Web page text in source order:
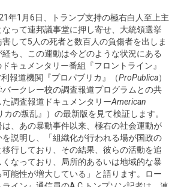
年1月6日、トランプ支持の極右白人至上主
って連邦議事堂に押し寄せ、大統領選挙
して5人の死者と数百人の負傷者を出しま
ち、この運動は今どのような状況にある
キュメンタリー番組『フロントライン』
報道機関『プロパブリカ』（ProPublica）
ークレー校の調査報道プログラムとの共
調査報道ドキュメンタリーAmerican
カの叛乱』）の最新版を見て検証します。
は、あの暴動事件以来、極右の社会運動が
説明し、「組織化が行われる場が国政の
行しており、その結果、彼らの活動を追
なっており、局所的あるいは地域的な暴
能性が増大している」と語ります。ロー